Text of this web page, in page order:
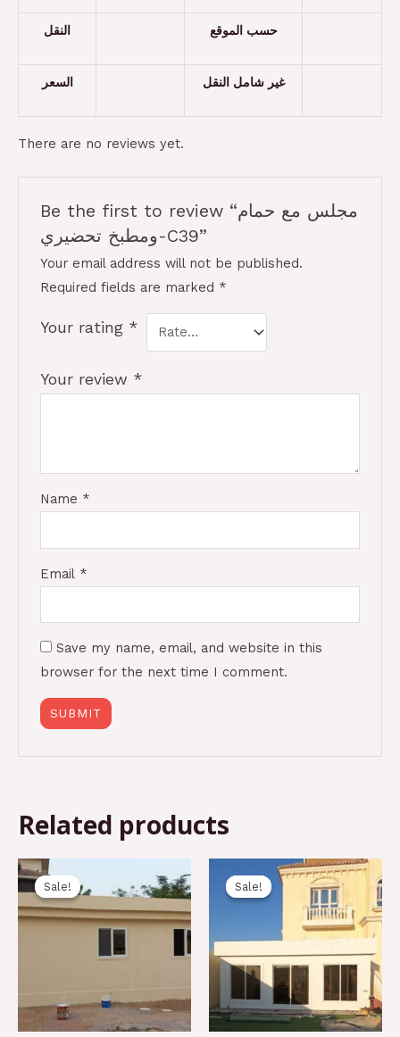
النقل حسب الموقع
السعر غير شامل النقل
There are no reviews yet.
Be the first to review “مجلس مع حمام
ومطبخ تحضيري-C39”
Your email address will not be published.
Required fields are marked *
Your rating *
Your review *
Name *
Email *
Save my name, email, and website in this
browser for the next time I comment.
Related products
Sale!
Sale!
was:
51.500,00 د.إ.
price
is:
Sale!
Sale!
Original
price
32.000,00 د.إ.
Current
price